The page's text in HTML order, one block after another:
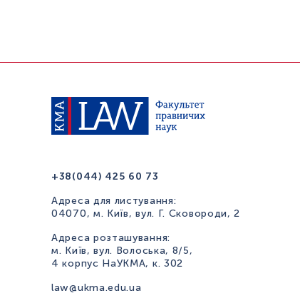
+38(044) 425 60 73
Адреса для листування:
04070, м. Київ, вул. Г. Сковороди, 2
Адреса розташування:
м. Київ, вул. Волоська, 8/5,
4 корпус НаУКМА, к. 302
law@ukma.edu.ua